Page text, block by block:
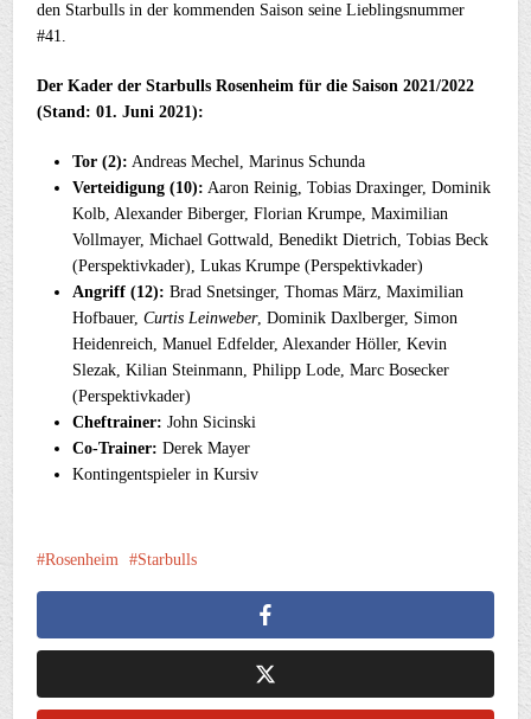
den Starbulls in der kommenden Saison seine Lieblingsnummer
#41.
Der Kader der Starbulls Rosenheim für die Saison 2021/2022
(Stand: 01. Juni 2021):
Tor (2): Andreas Mechel, Marinus Schunda
Verteidigung (10): Aaron Reinig, Tobias Draxinger, Dominik
Kolb, Alexander Biberger, Florian Krumpe, Maximilian
Vollmayer, Michael Gottwald, Benedikt Dietrich, Tobias Beck
(Perspektivkader), Lukas Krumpe (Perspektivkader)
Angriff (12): Brad Snetsinger, Thomas März, Maximilian
Hofbauer,Curtis Leinweber, Dominik Daxlberger, Simon
Heidenreich, Manuel Edfelder, Alexander Höller, Kevin
Slezak, Kilian Steinmann, Philipp Lode, Marc Bosecker
(Perspektivkader)
Cheftrainer: John Sicinski
Co-Trainer: Derek Mayer
Kontingentspieler in Kursiv
Rosenheim Starbulls